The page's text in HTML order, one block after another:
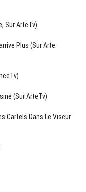
Sur ArteTv)
Plus (sur Arte
(sur ArteTv)
Cartels Dans Le Viseur